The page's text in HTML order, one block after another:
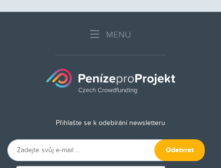
MENU
Přihlašte se k odebírání newsletteru
Odebírat